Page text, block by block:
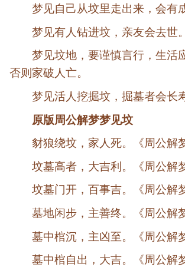
梦见自己从坟里走出来，会有
梦见有人钻进坟，亲友会去世。
梦见坟地，要谨慎言行，生活
否则家破人亡。
梦见活人挖掘坟，掘墓者会长
原版周公解梦梦见坟
豺狼绕坟，家人死。《周公解
坟墓高者，大吉利。《周公解
坟墓门开，百事吉。《周公解
墓地闲步，主善终。《周公解
墓中棺沉，主凶至。《周公解
墓中棺自出，大吉。《周公解